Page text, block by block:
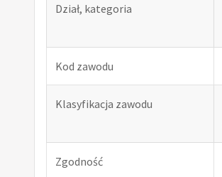
Dział, kategoria
Kod zawodu
Klasyfikacja zawodu
Zgodność